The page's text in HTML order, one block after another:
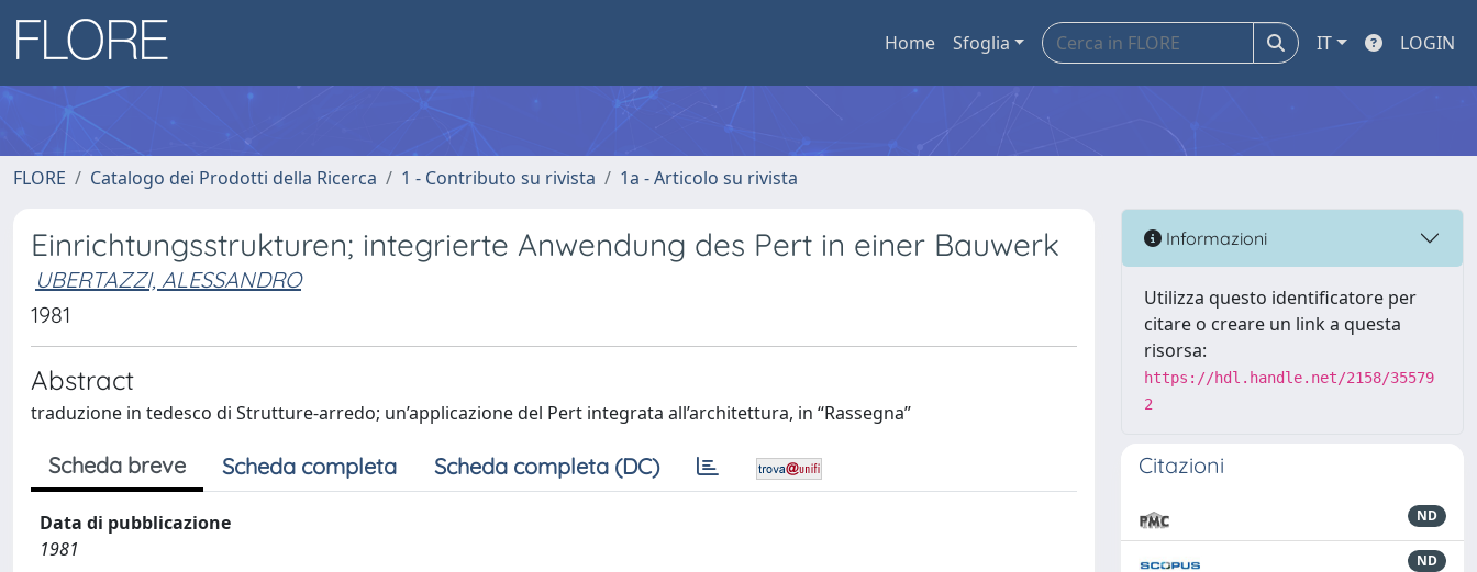
Home Sfoglia IT LOGIN
FLORE Catalogo dei Prodotti della Ricerca 1 - Contributo su rivista 1a - Articolo su rivista
Einrichtungsstrukturen; integrierte Anwendung des Pert in einer Bauwerk
UBERTAZZI, ALESSANDRO
1981
Abstract
traduzione in tedesco di Strutture-arredo; un’applicazione del Pert integrata all’architettura, in “Rassegna”
Scheda breve Scheda completa Scheda completa (DC)
Data di pubblicazione
1981
Informazioni
Utilizza questo identificatore per
citare o creare un link a questa
risorsa:
https://hdl.handle.net/2158/35579
2
Citazioni
ND
ND